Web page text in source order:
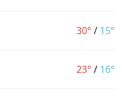
30° / 15°
23° / 16°